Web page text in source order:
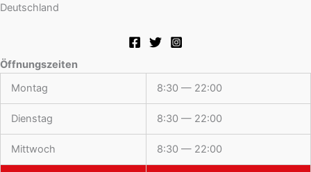
Deutschland
Öffnungszeiten
Montag
8:30 — 22:00
Dienstag 8:30 — 22:00
Mittwoch 8:30 — 22:00